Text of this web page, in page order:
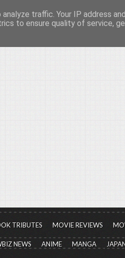
του μορφή και έκταση...
TRIBUTES MOVIE REVIEWS
NEWS ANIME MANGA
traffic. Your IP address
to ensure quality of service,